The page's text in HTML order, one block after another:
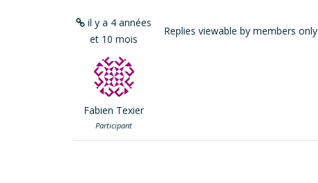
il y a 4 années
et 10 mois
Fabien Texier
Participant
Replies viewable by members only